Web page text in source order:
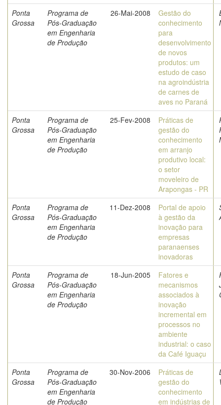
Ponta
Grossa
Programa de
Pós-Graduação
em Engenharia
de Produção
26-Mai-2008
Gestão do
conhecimento
para
desenvolvimento
de novos
produtos: um
estudo de caso
na agroindústria
de carnes de
aves no Paraná
Ponta
Grossa
Programa de
Pós-Graduação
em Engenharia
de Produção
25-Fev-2008
Práticas de
gestão do
conhecimento
em arranjo
produtivo local:
o setor
moveleiro de
Arapongas - PR
Ponta
Grossa
Programa de
Pós-Graduação
em Engenharia
de Produção
11-Dez-2008
Portal de apoio
à gestão da
inovação para
empresas
paranaenses
inovadoras
Ponta
Grossa
Programa de
Pós-Graduação
em Engenharia
de Produção
18-Jun-2005
Fatores e
mecanismos
associados à
inovação
incremental em
processos no
ambiente
industrial: o caso
da Café Iguaçu
Ponta
Grossa
Programa de
Pós-Graduação
em Engenharia
de Produção
30-Nov-2006
Práticas de
gestão do
conhecimento
em indústrias de